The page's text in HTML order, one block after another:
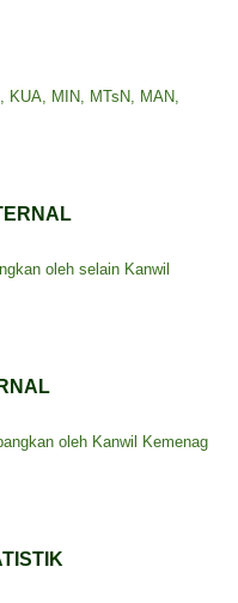
KUA, MIN, MTsN, MAN,
oleh selain Kanwil
oleh Kanwil Kemenag